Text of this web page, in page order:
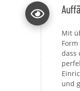
Mit
dass
und